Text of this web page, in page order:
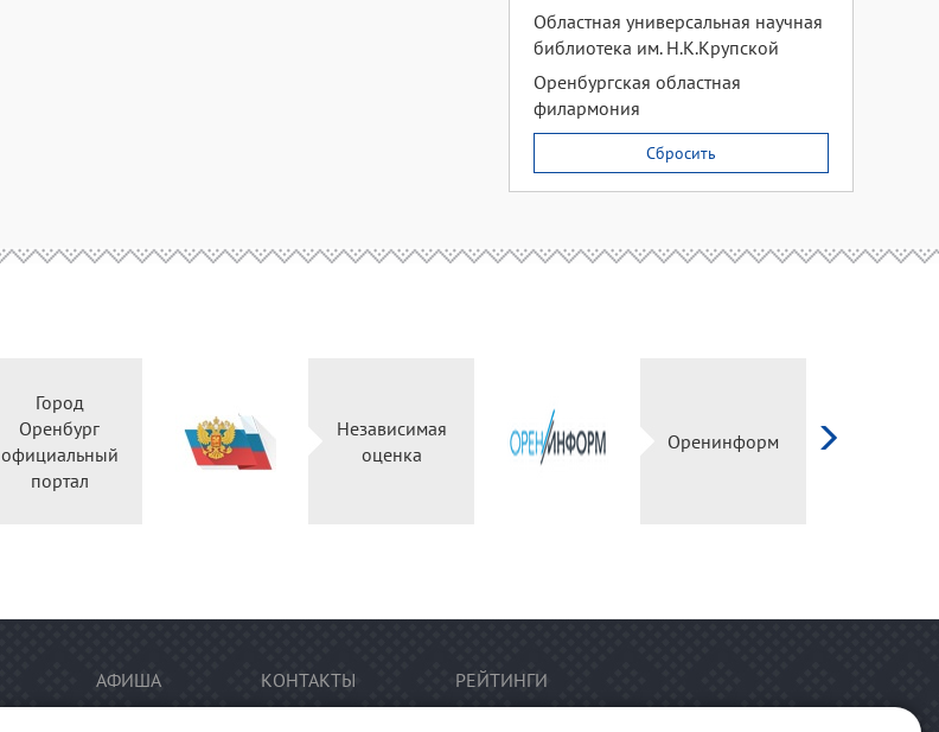
Областная универсальная научная
библиотека им. Н.К.Крупской
Оренбургская областная
филармония
Сбросить
Город
Оренбург
официальный
портал
Независимая
оценка
Оренинформ
АФИША КОНТАКТЫ РЕЙТИНГИ